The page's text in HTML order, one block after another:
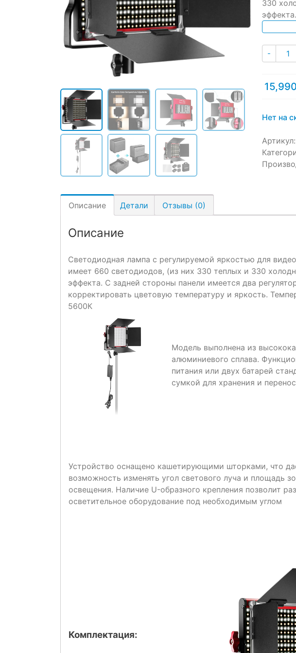
customer
ratings
330
эффекта.
-
15,990
Нет на
Артикул:
Описание Детали Отзывы (0)
Описание
Светодиодная лампа с регулируемой яркостью для
имеет 660 светодиодов, (из них 330 теплых и 330
эффекта. С задней стороны панели имеется два
корректировать цветовую температуру и яркость.
5600К
Модель выполнена из
алюминиевого сплава.
питания или двух батарей
сумкой для хранения и
Устройство оснащено кашетирующими шторками, что
возможность изменять угол светового луча и площадь
освещения. Наличие U-образного крепления позволит
осветительное оборудование под необходимым углом
Комплектация: